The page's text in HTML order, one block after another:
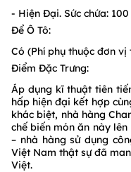
- Hiện Đại. Sức chứa:
Để Ô Tô:
Có (Phí phụ thuộc đơn
Điểm Đặc Trưng:
Áp dụng kĩ thuật tiên
hấp hiện đại kết hợp
khác biệt, nhà hàng
chế biến món ăn này
– nhà hàng sử dụng
Việt Nam thật sự đã
Việt.